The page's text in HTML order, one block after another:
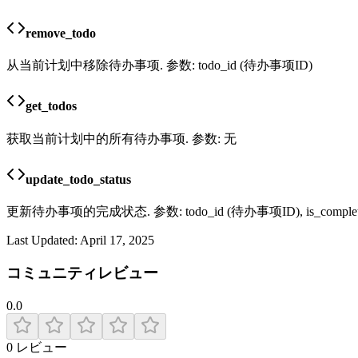
remove_todo
从当前计划中移除待办事项. 参数: todo_id (待办事项ID)
get_todos
获取当前计划中的所有待办事项. 参数: 无
update_todo_status
更新待办事项的完成状态. 参数: todo_id (待办事项ID),
Last Updated: April 17, 2025
コミュニティレビュー
0.0
0 レビュー